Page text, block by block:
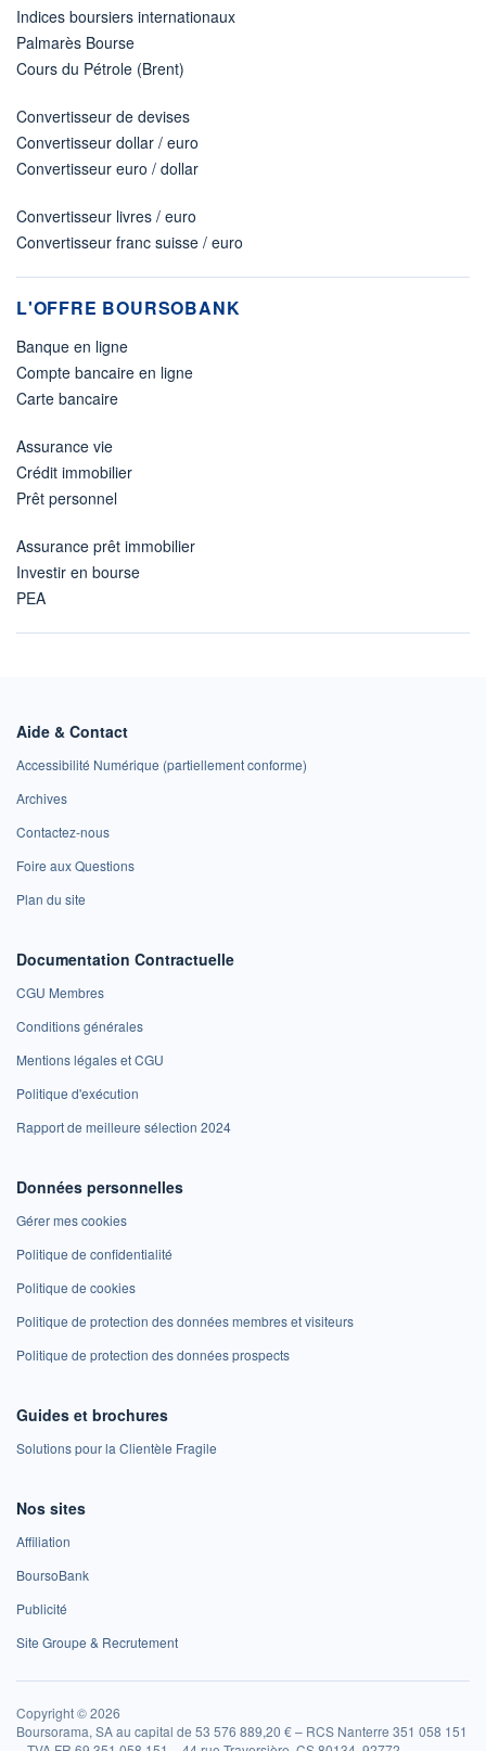
Indices boursiers internationaux
Palmarès Bourse
Cours du Pétrole (Brent)
Convertisseur de devises
Convertisseur dollar / euro
Convertisseur euro / dollar
Convertisseur livres / euro
Convertisseur franc suisse / euro
L'OFFRE BOURSOBANK
Banque en ligne
Compte bancaire en ligne
Carte bancaire
Assurance vie
Crédit immobilier
Prêt personnel
Assurance prêt immobilier
Investir en bourse
PEA
Aide & Contact
Accessibilité Numérique (partiellement conforme)
Archives
Contactez-nous
Foire aux Questions
Plan du site
Documentation Contractuelle
CGU Membres
Conditions générales
Mentions légales et CGU
Politique d'exécution
Rapport de meilleure sélection 2024
Données personnelles
Gérer mes cookies
Politique de confidentialité
Politique de cookies
Politique de protection des données membres et visiteurs
Politique de protection des données prospects
Guides et brochures
Solutions pour la Clientèle Fragile
Nos sites
Affiliation
BoursoBank
Publicité
Site Groupe & Recrutement
Copyright © 2026
Boursorama, SA au capital de 53 576 889,20 € – RCS Nanterre 351 058 151